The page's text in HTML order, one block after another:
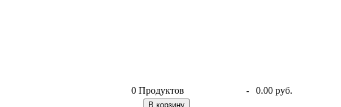
0 Продуктов - 0.00 руб.
В корзину